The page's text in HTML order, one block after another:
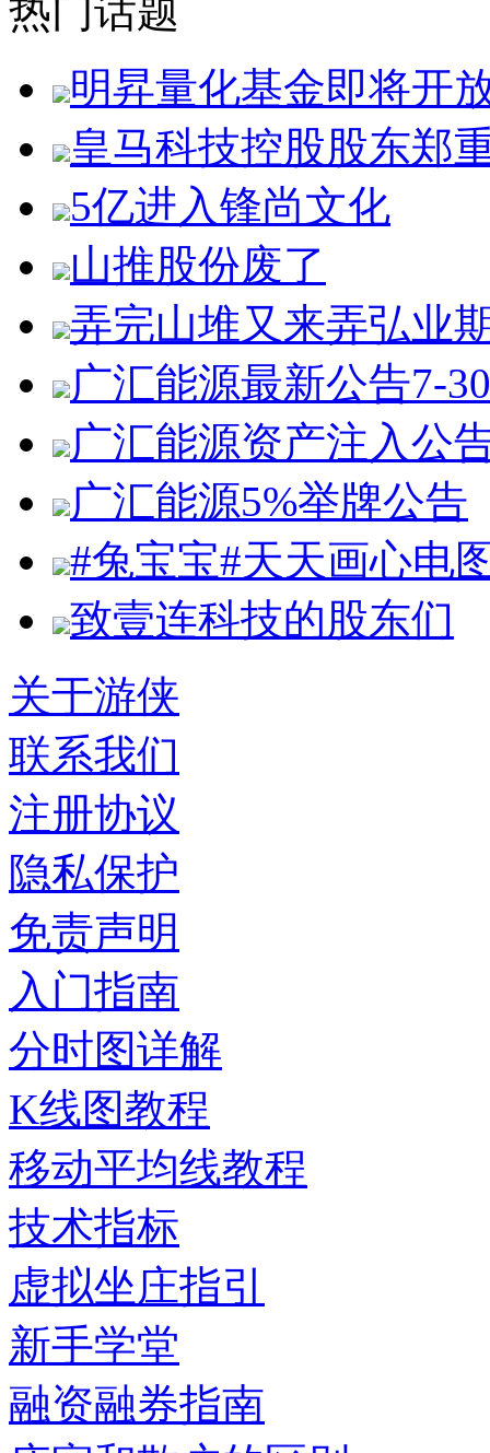
热门话题
明昇量化基金即将开
皇马科技控股股东郑
5亿进入锋尚文化
山推股份废了
弄完山堆又来弄弘业
广汇能源最新公告7-30
广汇能源资产注入公
广汇能源5%举牌公告
#兔宝宝#天天画心电
致壹连科技的股东们
关于游侠
联系我们
注册协议
隐私保护
免责声明
入门指南
分时图详解
K线图教程
移动平均线教程
技术指标
虚拟坐庄指引
新手学堂
融资融券指南